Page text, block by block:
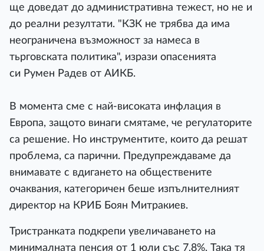
ще доведат до административна тежест, но не и
до реални резултати. "КЗК не трябва да има
неограничена възможност за намеса в
тьрговската политика", изрази опасенията
си Румен Радев от АИКБ.
В момента сме с най-високата инфлация в
Европа, защото винаги смятаме, че регулаторите
са решение. Но инструментите, които да решат
проблема, са парични. Предупреждаваме да
внимавате с вдигането на обществените
очаквания, категоричен беше изпълнителният
директор на КРИБ Боян Митракиев.
Тристранката подкрепи увеличаването на
минималната пенсия от 1 юли със 7,8%. Така тя